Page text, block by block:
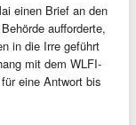
einen Brief an den
aufforderte,
in die Irre geführt
mit dem WLFI-
eine Antwort bis